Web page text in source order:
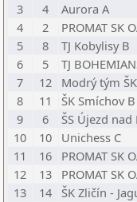
3
4 Aurora A
4
2 PROMAT SK
5
8 TJ Kobylisy B
6
5 TJ
7
12 Modrý tým
8
11 ŠK Smíchov B
9
6 ŠS Újezd nad
10
10 Unichess C
11
16 PROMAT SK
12
13 PROMAT SK
13
14 ŠK Zličín -